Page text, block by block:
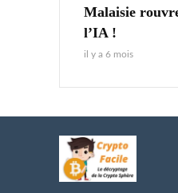
Malaisie
l’IA !
il y a 6 mois